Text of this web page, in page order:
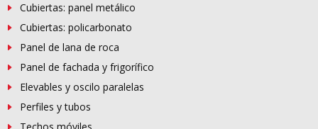
Cubiertas: panel metálico
Cubiertas: policarbonato
Panel de lana de roca
Panel de fachada y frigorífico
Elevables y oscilo paralelas
Perfiles y tubos